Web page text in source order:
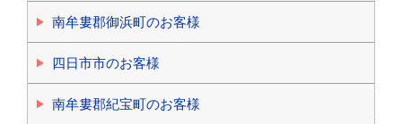
南牟婁郡御浜町のお客様
四日市市のお客様
南牟婁郡紀宝町のお客様